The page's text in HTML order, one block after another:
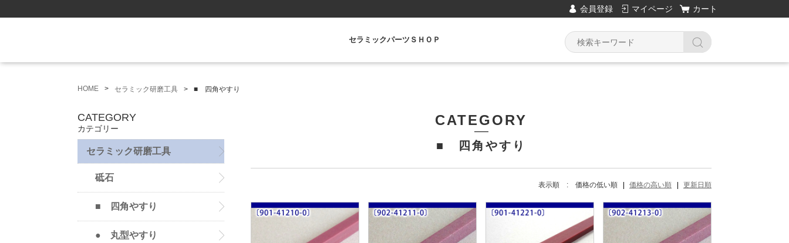
会員登録 マイページ カート
セラミックパーツＳＨＯＰ
HOME セラミック研磨工具 ■ 四角やすり
CATEGORY
■ 四角やすり
表示順 : 価格の低い順 価格の高い順 更新日順
CATEGORY
カテゴリー
セラミック研磨工具
砥石
■ 四角やすり
● 丸型やすり